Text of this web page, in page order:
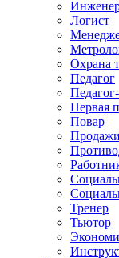
Логист
Охрана
Педагог
Первая
Повар
Продажи
Тренер
Тьютор